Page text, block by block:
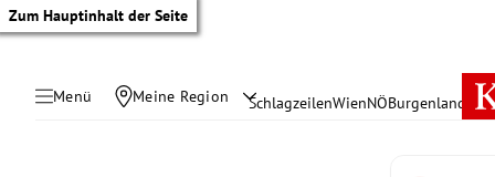
Zum Hauptinhalt der Seite
Menü Meine Region SchlagzeilenWienNÖBurgenland